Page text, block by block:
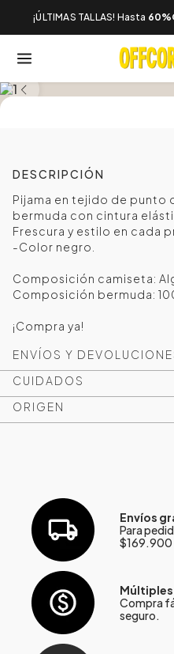
¡ÚLTIMAS TALLAS! Hasta
DESCRIPCIÓN
Pijama en tejido de punto
bermuda con cintura
Frescura y estilo en cada
-Color negro.
Composición camiseta:
Composición bermuda:
¡Compra ya!
ENVÍOS Y
CUIDADOS
ORIGEN
Envíos
Para
$169.900
Múltiples
Compra
seguro.